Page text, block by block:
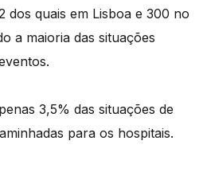
dos quais em Lisboa e 300 no
a maioria das situações
3,5% das situações de
para os hospitais.